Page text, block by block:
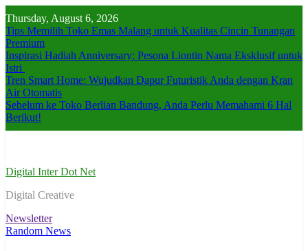
to
content
Thursday, August 6, 2026
Tips Memilih Toko Emas Malang untuk Kualitas Cincin Tunangan
Premium
Inspirasi Hadiah Anniversary: Pesona Liontin Nama Eksklusif untuk
Istri
Tren Smart Home: Wujudkan Dapur Futuristik Anda dengan Kran
Air Otomatis
Sebelum ke Toko Berlian Bandung, Anda Perlu Memahami 6 Hal
Berikut!
Digital Inter Dot Net
Digital Creative
Newsletter
Random News